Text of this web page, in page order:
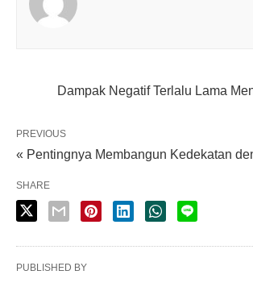
Dampak Negatif Terlalu Lama
PREVIOUS
« Pentingnya Membangun Kedekatan
SHARE
PUBLISHED BY